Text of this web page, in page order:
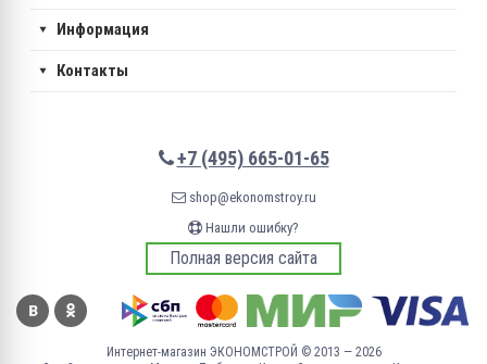
Информация
Контакты
+7 (495) 665-01-65
shop@ekonomstroy.ru
Нашли ошибку?
Полная версия сайта
Интернет-магазин ЭКОНОМСТРОЙ © 2013 — 2026